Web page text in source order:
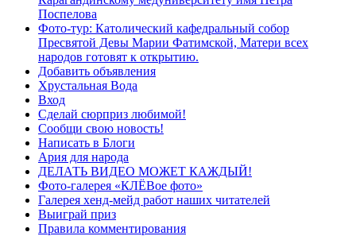
Поспелова
Фото-тур: Католический кафедральный собор
Пресвятой Девы Марии Фатимской, Матери всех
народов готовят к открытию.
Добавить объявления
Хрустальная Вода
Вход
Сделай сюрприз любимой!
Сообщи свою новость!
Написать в Блоги
Ария для народа
ДЕЛАТЬ ВИДЕО МОЖЕТ КАЖДЫЙ!
Фото-галерея «КЛЁВое фото»
Галерея хенд-мейд работ наших читателей
Выиграй приз
Правила комментирования